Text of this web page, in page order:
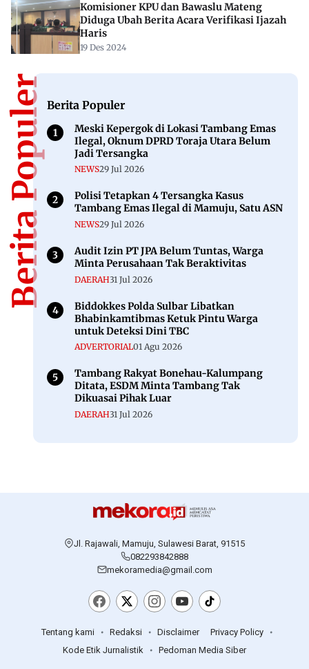
Komisioner KPU dan Bawaslu Mateng
Diduga Ubah Berita Acara Verifikasi Ijazah
Haris
19 Des 2024
Berita PopulerBerita Populer
Meski Kepergok di Lokasi Tambang Emas
Ilegal, Oknum DPRD Toraja Utara Belum
Jadi Tersangka
NEWS29 Jul 2026
Polisi Tetapkan 4 Tersangka Kasus
Tambang Emas Ilegal di Mamuju, Satu ASN
NEWS29 Jul 2026
Audit Izin PT JPA Belum Tuntas, Warga
Minta Perusahaan Tak Beraktivitas
DAERAH31 Jul 2026
Biddokkes Polda Sulbar Libatkan
Bhabinkamtibmas Ketuk Pintu Warga
untuk Deteksi Dini TBC
ADVERTORIAL01 Agu 2026
Tambang Rakyat Bonehau-Kalumpang
Ditata, ESDM Minta Tambang Tak
Dikuasai Pihak Luar
DAERAH31 Jul 2026
Jl. Rajawali, Mamuju, Sulawesi Barat, 91515
082293842888
mekoramedia@gmail.com
Tentang kami Redaksi Disclaimer
Privacy Policy
Kode Etik Jurnalistik
Pedoman Media Siber